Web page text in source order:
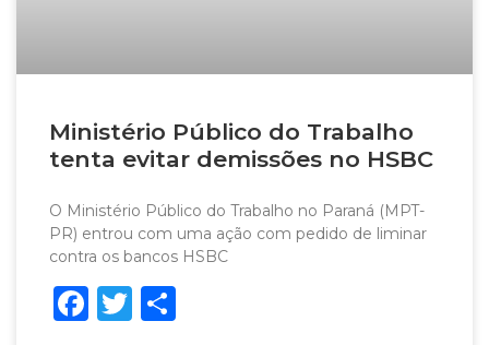
Ministério Público do Trabalho
tenta evitar demissões no HSBC
O Ministério Público do Trabalho no Paraná (MPT-
PR) entrou com uma ação com pedido de liminar
contra os bancos HSBC
Facebook
Twitter